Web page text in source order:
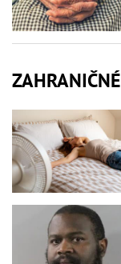
ZAHRANIČNÉ